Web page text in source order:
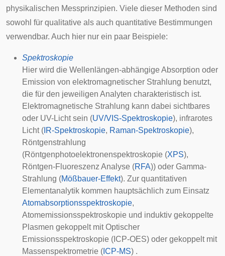
physikalischen Messprinzipien. Viele dieser Methoden sind
sowohl für qualitative als auch quantitative Bestimmungen
verwendbar. Auch hier nur ein paar Beispiele:
Spektroskopie
Hier wird die Wellenlängen-abhängige Absorption oder
Emission von elektromagnetischer Strahlung benutzt,
die für den jeweiligen Analyten charakteristisch ist.
Elektromagnetische Strahlung kann dabei sichtbares
oder UV-Licht sein (UV/VIS-Spektroskopie), infrarotes
Licht ( IR-Spektroskopie, Raman-Spektroskopie),
Röntgenstrahlung
(Röntgenphotoelektronenspektroskopie (XPS),
Röntgen-Fluoreszenz Analyse (RFA)) oder Gamma-
Strahlung (Mößbauer-Effekt). Zur quantitativen
Elementanalytik kommen hauptsächlich zum Einsatz
Atomabsorptionsspektroskopie,
Atomemissionsspektroskopie und induktiv gekoppelte
Plasmen gekoppelt mit Optischer
Emissionsspektroskopie ( ICP-OES) oder gekoppelt mit
Massenspektrometrie ( ICP-MS) .